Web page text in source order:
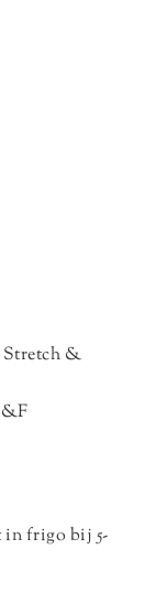
Stretch &
in frigo bij 5-